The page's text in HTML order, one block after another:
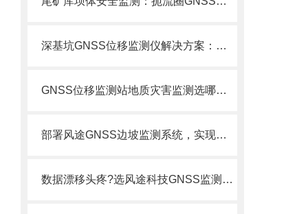
深基坑GNSS位移监测仪解决方案：施工期周边建筑沉降与支护结构位移实时追踪
GNSS位移监测站地质灾害监测选哪家？FT-WY1太阳能+毫米级精度了解一下
部署风途GNSS边坡监测系统，实现对不稳定边坡的连续、精准感知与超前预警。
数据漂移头疼?选风途科技GNSS监测站，内置抗干扰算法，数据稳如磐石